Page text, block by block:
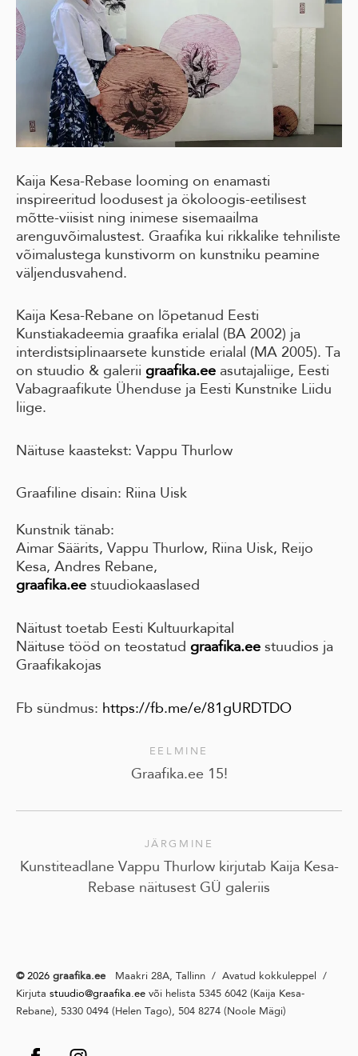
Kaija Kesa-Rebase looming on enamasti
inspireeritud loodusest ja ökoloogis-eetilisest
mõtte-viisist ning inimese sisemaailma
arenguvõimalustest. Graafika kui rikkalike tehniliste
võimalustega kunstivorm on kunstniku peamine
väljendusvahend.
Kaija Kesa-Rebane on lõpetanud Eesti
Kunstiakadeemia graafika erialal (BA 2002) ja
interdistsiplinaarsete kunstide erialal (MA 2005). Ta
on stuudio & galerii graafika.ee asutajaliige, Eesti
Vabagraafikute Ühenduse ja Eesti Kunstnike Liidu
liige.
Näituse kaastekst: Vappu Thurlow
Graafiline disain: Riina Uisk
Kunstnik tänab:
Aimar Säärits, Vappu Thurlow, Riina Uisk, Reijo
Kesa, Andres Rebane,
graafika.ee stuudiokaaslased
Näitust toetab Eesti Kultuurkapital
Näituse tööd on teostatud graafika.ee stuudios ja
Graafikakojas
Fb sündmus: https://fb.me/e/81gURDTDO
EELMINE
Graafika.ee 15!
JÄRGMINE
Kunstiteadlane Vappu Thurlow kirjutab Kaija Kesa-
Rebase näitusest GÜ galeriis
©2026 graafika.eeMaakri 28A, Tallinn / Avatud kokkuleppel /
Kirjuta stuudio@graafika.ee või helista 5345 6042 (Kaija Kesa-
Rebane), 5330 0494 (Helen Tago), 504 8274 (Noole Mägi)